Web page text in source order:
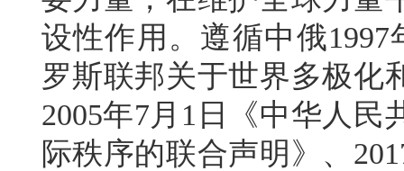
设性作用。遵循中俄
罗斯联邦关于世界多极化
2005年7月1日《中华人
际秩序的联合声明》、